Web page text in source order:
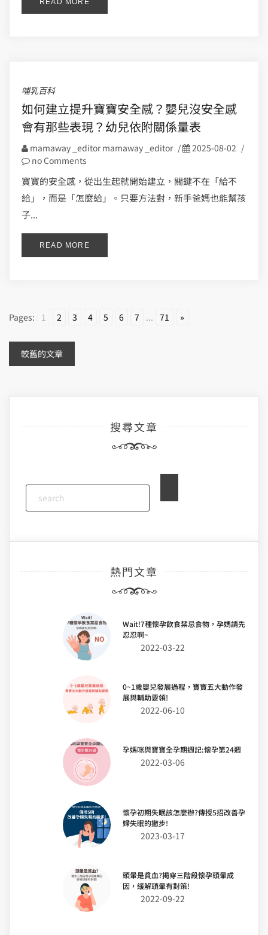
READ MORE
哺乳百科
如何建立提升寶寶安全感？嬰兒沒安全感
會有那些表現？幼兒依附關係量表
mamaway _editor mamaway _editor / 2025-08-02 /
no Comments
寶寶的安全感，從出生起就開始建立，關鍵不在「給不
給」，而是「怎麼給」。只要方法對，新手爸媽也能幫孩
子...
READ MORE
Pages: 1 2 3 4 5 6 7 ... 71 »
文
較舊的文章
搜尋文章
熱門文章
Wait!7種懷孕飲食禁忌食物，孕媽請先
忍忍啊~
2022-03-22
0~1歲嬰兒發展過程，寶寶五大動作發
展與輔助要領!
2022-06-10
孕媽咪與寶寶全孕期週記:懷孕第24週
2022-03-06
懷孕初期失眠該怎麼辦?傳授5招改善孕
婦失眠的撇步!
2023-03-17
頭暈是貧血?揭穿三階段懷孕頭暈成
因，緩解頭暈有對策!
2022-09-22